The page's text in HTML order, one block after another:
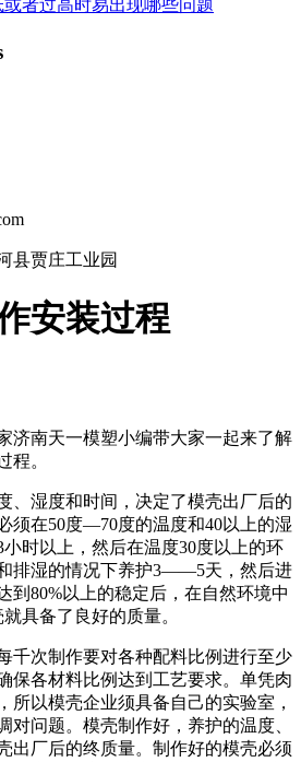
者过高时易出现哪些问题
县贾庄工业园
安装过程
济南天一模塑小编带大家一起来了解
程。
、湿度和时间，决定了模壳出厂后的
须在50度—70度的温度和40以上的湿
时以上，然后在温度30度以上的环
排湿的情况下养护3——5天，然后进
到80%以上的稳定后，在自然环境中
具备了良好的质量。
千次制作要对各种配料比例进行至少
保各材料比例达到工艺要求。单凭肉
所以模壳企业须具备自己的实验室，
对问题。模壳制作好，养护的温度、
出厂后的终质量。制作好的模壳必须